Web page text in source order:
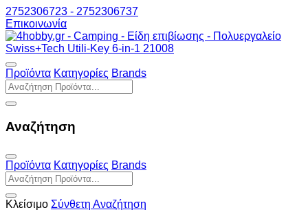
2752306723 - 2752306737
Επικοινωνία
Προϊόντα Κατηγορίες Brands
Αναζήτηση
Προϊόντα Κατηγορίες Brands
Κλείσιμο Σύνθετη Αναζήτηση